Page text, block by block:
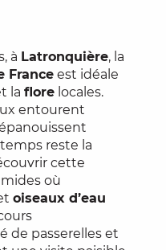
à Latronquière, la
France est idéale
la flore locales.
entourent
reste la
cette
où
oiseaux d’eau
de passerelles et